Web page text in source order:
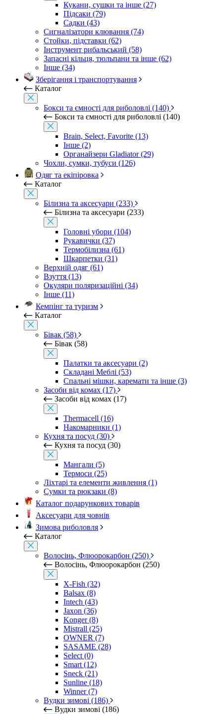
Кукани, сушки та інше (27)
Підсаки (79)
Садки (43)
Сигналізатори клювання (74)
Стойки, підставки (62)
Інструмент рибальський (58)
Запасні кільця, тюльпани та інше (62)
Інше (34)
Зберігання і транспортування
Каталог
Бокси та ємності для риболовлі (140)
Бокси та ємності для риболовлі (140)
Brain, Select, Favorite (13)
Інше (2)
Органайзери Gladiator (29)
Чохли, сумки, тубуси (126)
Одяг та екіпіровка
Каталог
Білизна та аксесуари (233)
Білизна та аксесуари (233)
Головні убори (104)
Рукавички (37)
Термобілизна (61)
Шкарпетки (31)
Верхній одяг (61)
Взуття (13)
Окуляри поляризаційні (34)
Інше (11)
Кемпінг та туризм
Каталог
Бівак (58)
Бівак (58)
Палатки та аксесуари (2)
Складані Меблі (53)
Спальні мішки, каремати та інше (3)
Засоби від комах (17)
Засоби від комах (17)
Thermacell (16)
Накомарники (1)
Кухня та посуд (30)
Кухня та посуд (30)
Мангали (5)
Термоси (25)
Ліхтарі та елементи живлення (1)
Сумки та рюкзаки (8)
Каталог подарункових товарів
Аксесуари для човнів
Зимова риболовля
Каталог
Волосінь, Флюорокарбон (250)
Волосінь, Флюорокарбон (250)
X-Fish (32)
Balsax (8)
Intech (43)
Jaxon (36)
Konger (8)
Mistrall (25)
OWNER (7)
SASAME (28)
Select (0)
Smart (12)
Sneck (21)
Sunline (18)
Winner (7)
Вудки зимові (186)
Вудки зимові (186)